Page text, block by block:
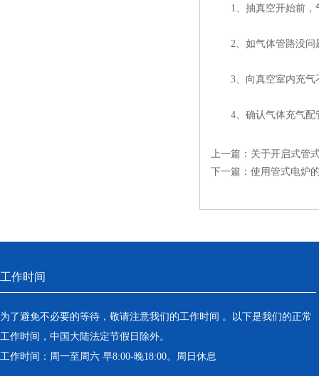
1、抽真空开始前，气
2、如气体管路没问题
3、向真空室内充气不
4、确认气体充气配
上一篇： 关于开启式管
下一篇： 使用管式电炉
工作时间
为了避免不必要的等待，敬请注意我们的工作时间 。以下是我们的正常
工作时间，中国大陆法定节假日除外。
工作时间：周一至周六 早8:00-晚18:00。周日休息